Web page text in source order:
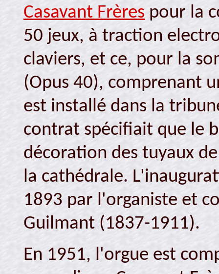
Casavant Frères pour la
50 jeux, à traction
claviers, et ce, pour la
(Opus 40), comprenant
est installé dans la
contrat spécifiait que le
décoration des tuyaux
la cathédrale.
1893 par l'organiste et
Guilmant (1837-1911).
En 1951, l'orgue est